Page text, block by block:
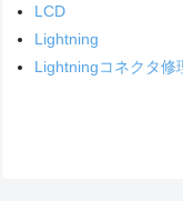
LCD
Lightning
Lightningコネクタ修